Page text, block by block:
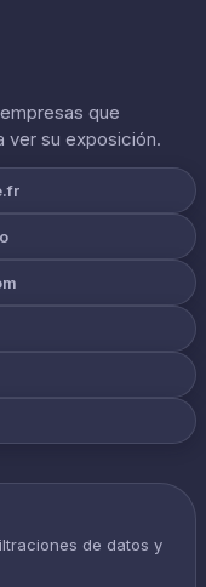
que
ver su exposición.
de datos y